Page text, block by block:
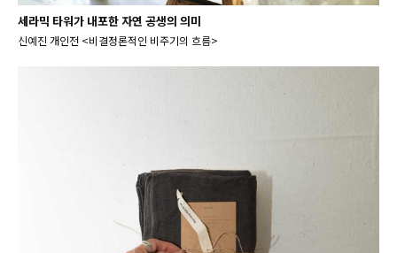
세라믹 타워가 내포한 자연 공생의 의미
신예진 개인전 <비결정론적인 비주기의 흐름>